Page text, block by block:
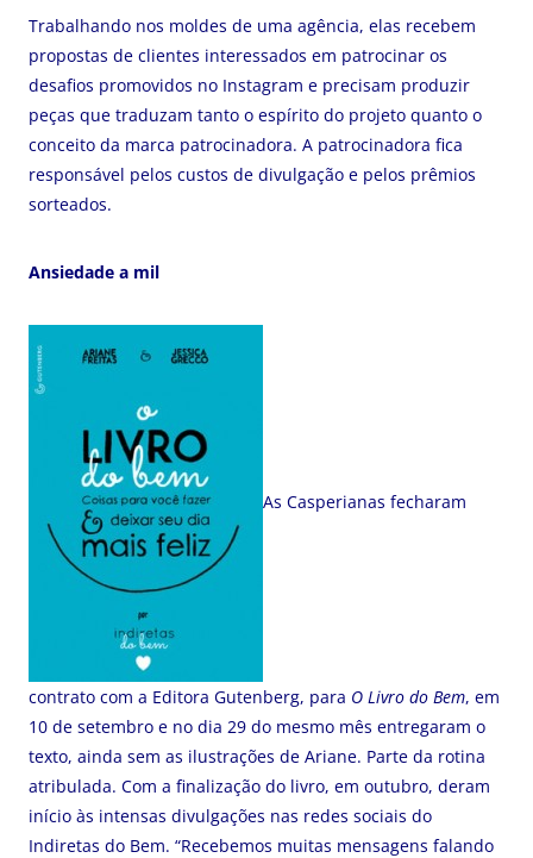
Trabalhando nos moldes de uma agência, elas recebem
propostas de clientes interessados em patrocinar os
desafios promovidos no Instagram e precisam produzir
peças que traduzam tanto o espírito do projeto quanto o
conceito da marca patrocinadora. A patrocinadora fica
responsável pelos custos de divulgação e pelos prêmios
sorteados.
Ansiedade a mil
As Casperianas fecharam
contrato com a Editora Gutenberg, para O Livro do Bem, em
10 de setembro e no dia 29 do mesmo mês entregaram o
texto, ainda sem as ilustrações de Ariane. Parte da rotina
atribulada. Com a finalização do livro, em outubro, deram
início às intensas divulgações nas redes sociais do
Indiretas do Bem. “Recebemos muitas mensagens falando